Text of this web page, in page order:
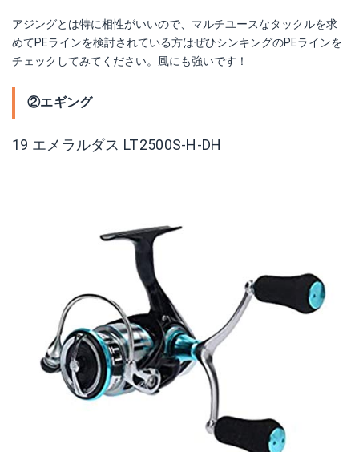
アジングとは特に相性がいいので、マルチユースなタックルを求
めてPEラインを検討されている方はぜひシンキングのPEラインを
チェックしてみてください。風にも強いです！
②エギング
19 エメラルダス LT2500S-H-DH